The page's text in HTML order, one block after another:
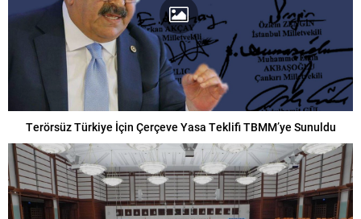
Terörsüz Türkiye İçin Çerçeve Yasa Teklifi TBMM’ye Sunuldu